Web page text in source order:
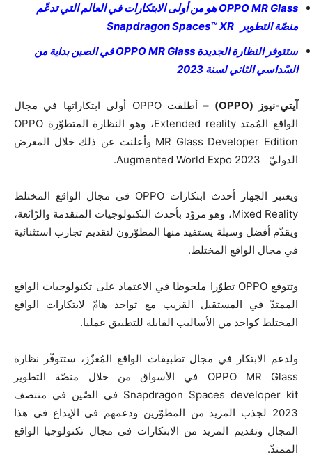
OPPO MR Glass هو من أولى الابتكارات في العالم التي تدعّم
منصّة التطوير Snapdragon Spaces™ XR
ستتوفر النظارة الجديدة OPPO MR Glass في الصين بداية من
السّداسي الثاني لسنة 2023
آيتي-نيوز (OPPO) –
أطلقت OPPO أولى ابتكاراتها في مجال
الواقع المُمتد Extended reality، وهو النظارة المتطوّرة OPPO
MR Glass Developer Edition وأعلنت عن ذلك خلال المعرض
الدوليّ Augmented World Expo 2023.
ويعتبر الجهاز أحدث ابتكارات OPPO في مجال الواقع المختلط
Mixed Reality، وهو مزوّد بأحدث التكنولوجيات المتقدمة والرّائعة،
ويقدّم أفضل وسيلة يستفيد منها المطوّرون لتقديم تجارب استثنائية
في مجال الواقع المختلط.
وتتوقع OPPO تطوّرا ملحوظا في الاعتماد على تكنولوجيات الواقع
الممتدّ في المستقبل القريب مع تواجد هامّ لابتكارات الواقع
المختلط كواحد من الأساليب القابلة للتطبيق عمليا.
ولدعم الابتكار في مجال تطبيقات الواقع المُعزّز، ستتوفّر نظارة
OPPO MR Glass في الأسواق من خلال منصّة التطوير
Snapdragon Spaces developer kit في الصّين في منتصف
2023 لجذب المزيد من المطوّرين ودعمهم في الإبداع في هذا
المجال وتقديم المزيد من الابتكارات في مجال تكنولوجيا الواقع
الممتدّ.